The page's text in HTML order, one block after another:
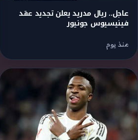
عاجل.. ريال مدريد يعلن تجديد عقد
فينيسيوس جونيور
منذ يوم